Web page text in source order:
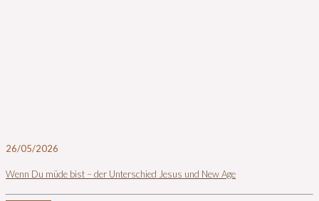
26/05/2026
Wenn Du müde bist – der Unterschied Jesus und New Age